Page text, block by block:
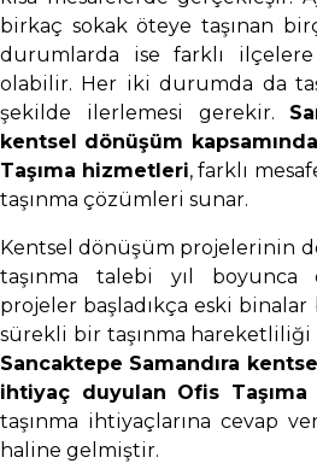
birkaç sokak öteye taşınan
durumlarda ise farklı
olabilir. Her iki durumda da
şekilde ilerlemesi gerekir.
kentsel dönüşüm
Taşıma hizmetleri, farklı
taşınma çözümleri sunar.
Kentsel dönüşüm projelerinin
taşınma talebi yıl boyunca
projeler başladıkça eski
sürekli bir taşınma
Sancaktepe Samandıra
ihtiyaç duyulan Ofis
taşınma ihtiyaçlarına cevap
haline gelmiştir.